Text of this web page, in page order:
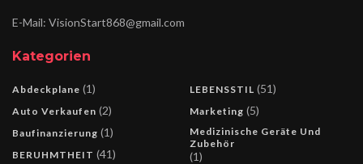
E-Mail: VisionStart868@gmail.com
Kategorien
Abdeckplane (1)
Auto Verkaufen (2)
Baufinanzierung (1)
BERUHMTHEIT (41)
LEBENSSTIL (51)
Marketing (5)
Medizinische Geräte Und
Zubehör
(1)